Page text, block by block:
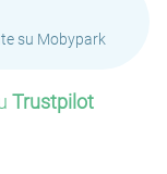
su Mobypark
Trustpilot